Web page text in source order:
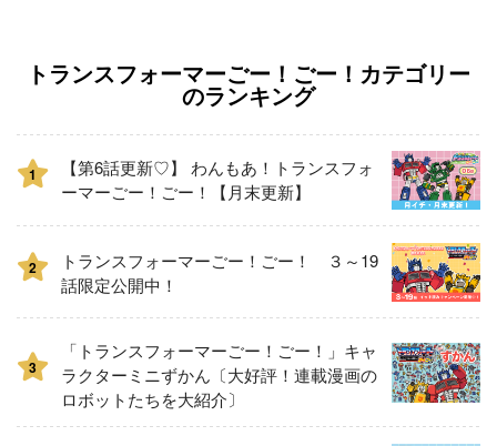
トランスフォーマーごー！ごー！カテゴリー
のランキング
1
【第6話更新♡】 わんもあ！トランスフォ
ーマーごー！ごー！【月末更新】
2
トランスフォーマーごー！ごー！ ３～19
話限定公開中！
3
「トランスフォーマーごー！ごー！」キャ
ラクターミニずかん〔大好評！連載漫画の
ロボットたちを大紹介〕